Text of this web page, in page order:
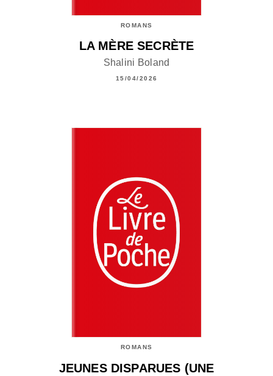
ROMANS
LA MÈRE SECRÈTE
Shalini Boland
15/04/2026
ROMANS
JEUNES DISPARUES (UNE